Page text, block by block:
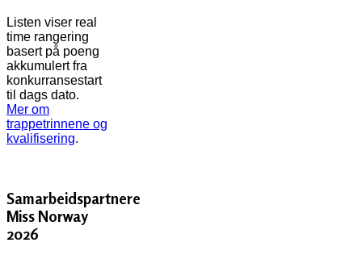
Listen viser real
time rangering
basert på poeng
akkumulert fra
konkurransestart
til dags dato.
Mer om
trappetrinnene og
kvalifisering.
Samarbeidspartnere
Miss Norway
2026